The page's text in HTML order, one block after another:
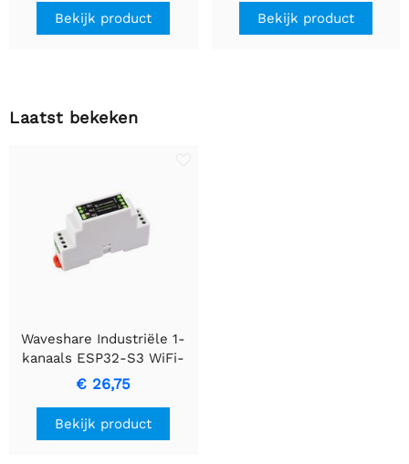
Bekijk product Bekijk product
Laatst bekeken
Waveshare Industriële 1-
kanaals ESP32-S3 WiFi-
relaismodule, ondersteunt
WiFi / Bluetooth / RS485-
besturing, met meerdere
isolatiebeschermingscircuits,
€ 26,75
Bekijk product